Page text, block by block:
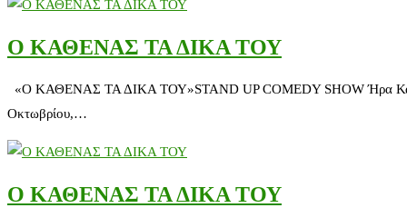
O ΚΑΘΕΝΑΣ ΤΑ ΔΙΚΑ ΤΟΥ
«O ΚΑΘΕΝΑΣ ΤΑ ΔΙΚΑ ΤΟΥ»STAND UP COMEDY SHOW Ήρα
Οκτωβρίου,…
O ΚΑΘΕΝΑΣ ΤΑ ΔΙΚΑ ΤΟΥ